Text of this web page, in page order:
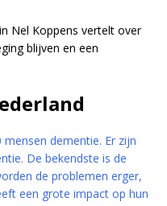
Nel Koppens vertelt over
blijven en een
dementie. Er zijn
De bekendste is de
de problemen erger,
een grote impact op hun